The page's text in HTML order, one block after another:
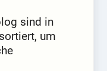
sind in
um